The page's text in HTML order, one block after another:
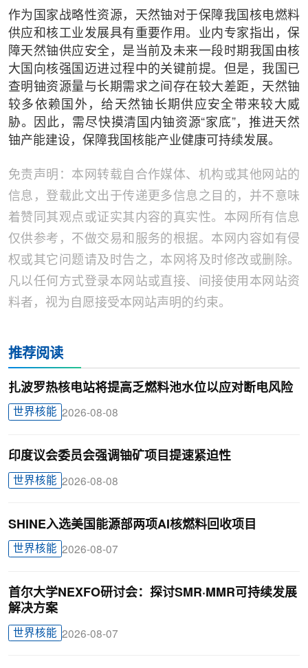
作为国家战略性资源，天然铀对于保障我国核电燃料
供应和核工业发展具有重要作用。业内专家指出，保
障天然铀供应安全，是当前及未来一段时期我国由核
大国向核强国迈进过程中的关键前提。但是，我国已
查明铀资源量与长期需求之间存在较大差距，天然铀
较多依赖国外，给天然铀长期供应安全带来较大威
胁。因此，需尽快摸清国内铀资源“家底”，推进天然
铀产能建设，保障我国核能产业健康可持续发展。
免责声明：本网转载自合作媒体、机构或其他网站的
信息，登载此文出于传递更多信息之目的，并不意味
着赞同其观点或证实其内容的真实性。本网所有信息
仅供参考，不做交易和服务的根据。本网内容如有侵
权或其它问题请及时告之，本网将及时修改或删除。
凡以任何方式登录本网站或直接、间接使用本网站资
料者，视为自愿接受本网站声明的约束。
推荐阅读
扎波罗热核电站将提高乏燃料池水位以应对断电风险
世界核能 2026-08-08
印度议会委员会强调铀矿项目提速紧迫性
世界核能 2026-08-08
SHINE入选美国能源部两项AI核燃料回收项目
世界核能 2026-08-07
首尔大学NEXFO研讨会：探讨SMR·MMR可持续发展
解决方案
世界核能 2026-08-07